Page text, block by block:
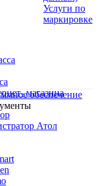
магазина
Атол
Услуги по
маркировке
обеспечение